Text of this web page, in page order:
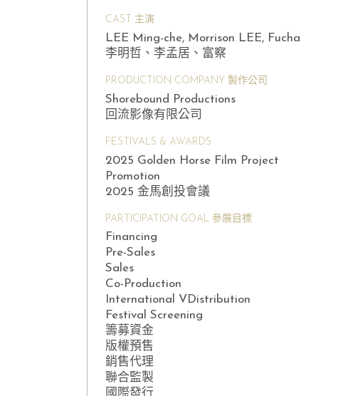
CAST 主演
LEE Ming-che, Morrison LEE, Fucha
李明哲、李孟居、富察
PRODUCTION COMPANY 製作公司
Shorebound Productions
回流影像有限公司
FESTIVALS & AWARDS
2025 Golden Horse Film Project
Promotion
2025 金馬創投會議
PARTICIPATION GOAL 參展目標
Financing
Pre-Sales
Sales
Co-Production
International VDistribution
Festival Screening
籌募資金
版權預售
銷售代理
聯合監製